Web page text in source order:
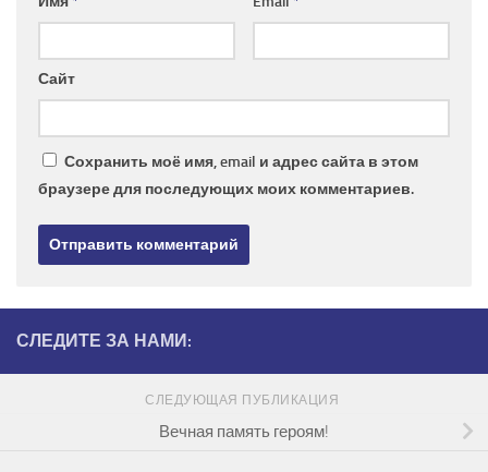
Сайт
Сохранить моё имя, email и адрес сайта в этом
браузере для последующих моих комментариев.
СЛЕДИТЕ ЗА НАМИ:
СЛЕДУЮЩАЯ ПУБЛИКАЦИЯ
Вечная память героям!